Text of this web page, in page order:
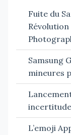
Fuite du
Samsung
mineures
L’emoji